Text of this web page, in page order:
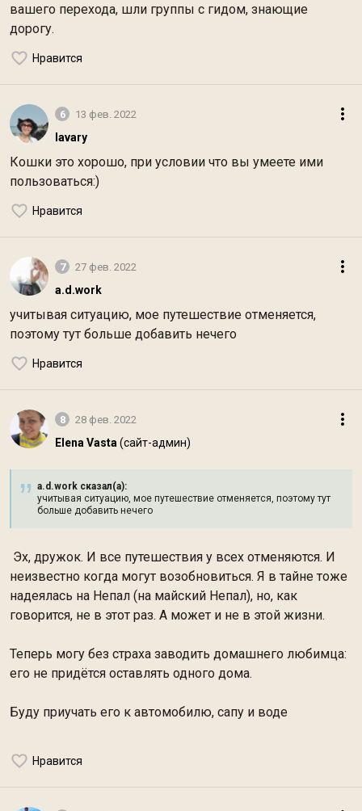
вашего перехода, шли группы с гидом, знающие
дорогу.
Нравится
6 13 фев. 2022
lavary
Кошки это хорошо, при условии что вы умеете ими
пользоваться:)
Нравится
7 27 фев. 2022
a.d.work
учитывая ситуацию, мое путешествие отменяется,
поэтому тут больше добавить нечего
Нравится
8 28 фев. 2022
Elena Vasta (сайт-админ)
a.d.work сказал(а):
учитывая ситуацию, мое путешествие отменяется, поэтому тут
больше добавить нечего
Эх, дружок. И все путешествия у всех отменяются. И
неизвестно когда могут возобновиться. Я в тайне тоже
надеялась на Непал (на майский Непал), но, как
говорится, не в этот раз. А может и не в этой жизни.
Теперь могу без страха заводить домашнего любимца:
его не придётся оставлять одного дома.
Буду приучать его к автомобилю, сапу и воде
Нравится